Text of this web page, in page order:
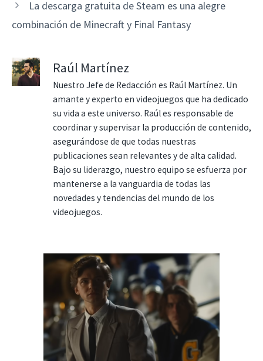
La descarga gratuita de Steam es una alegre
combinación de Minecraft y Final Fantasy
Raúl Martínez
Nuestro Jefe de Redacción es Raúl Martínez. Un
amante y experto en videojuegos que ha dedicado
su vida a este universo. Raúl es responsable de
coordinar y supervisar la producción de contenido,
asegurándose de que todas nuestras
publicaciones sean relevantes y de alta calidad.
Bajo su liderazgo, nuestro equipo se esfuerza por
mantenerse a la vanguardia de todas las
novedades y tendencias del mundo de los
videojuegos.